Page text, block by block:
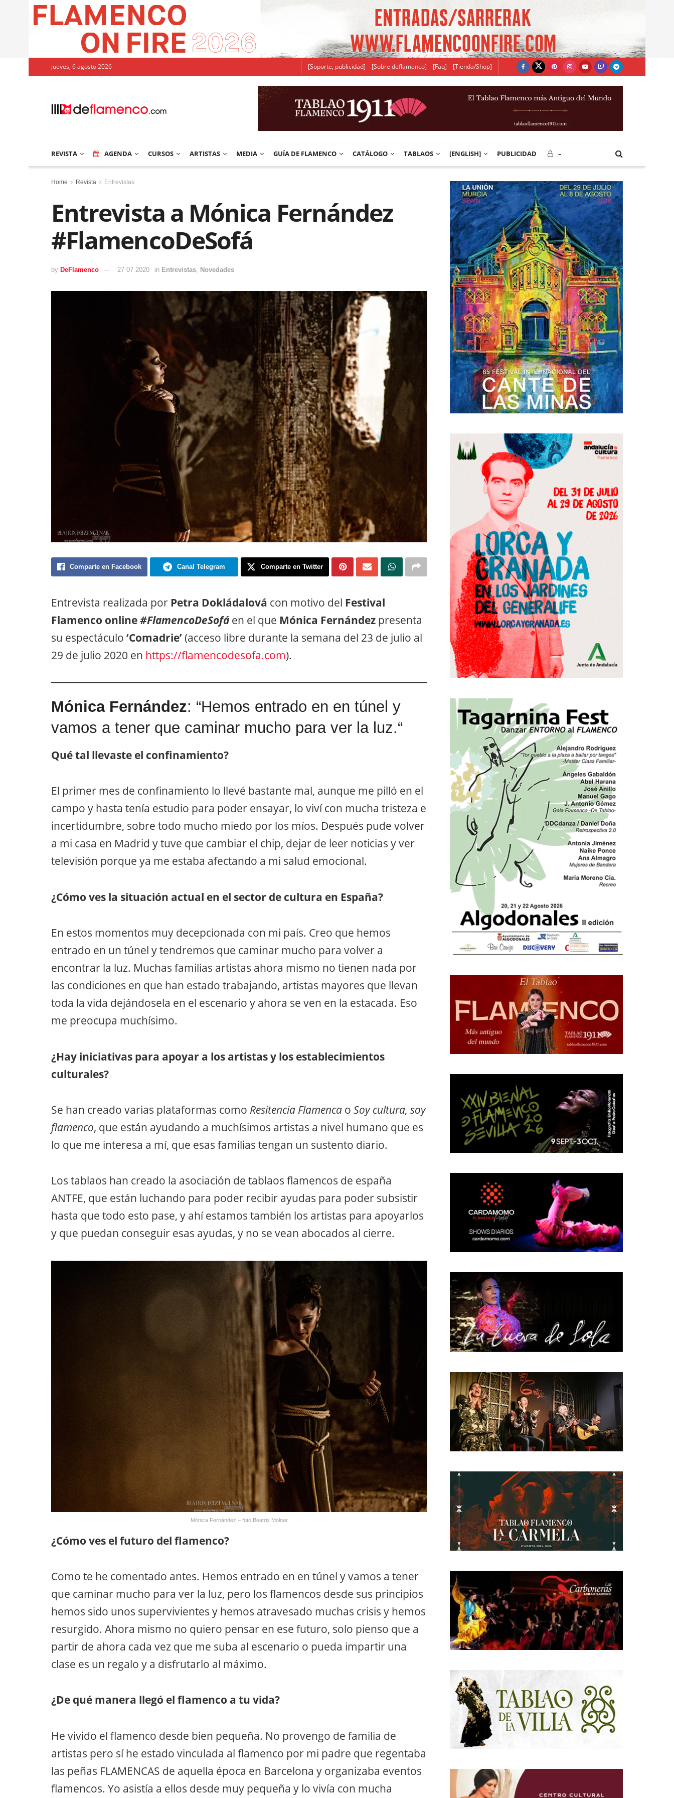
jueves, 6 agosto 2026 [Soporte, publicidad] [Sobre deflamenco] [Faq] [Tienda/Shop]
REVISTA AGENDA CURSOS ARTISTAS MEDIA GUÍA DE FLAMENCO CATÁLOGO TABLAOS [ENGLISH] PUBLICIDAD –
Home Revista Entrevistas
Entrevista a Mónica Fernández
#FlamencoDeSofá
by DeFlamenco 27 07 2020 in Entrevistas, Novedades
Comparte en Facebook Canal Telegram Comparte en Twitter
Entrevista realizada por Petra Dokládalová con motivo del Festival
Flamenco online#FlamencoDeSofá en el que Mónica Fernández presenta
su espectáculo ‘Comadrie’(acceso libre durante la semana del 23 de julio al
29 de julio 2020 en https://flamencodesofa.com).
Mónica Fernández: “Hemos entrado en en túnel y
vamos a tener que caminar mucho para ver la luz.“
Qué tal llevaste el confinamiento?
El primer mes de confinamiento lo llevé bastante mal, aunque me pilló en el
campo y hasta tenía estudio para poder ensayar, lo viví con mucha tristeza e
incertidumbre, sobre todo mucho miedo por los míos. Después pude volver
a mi casa en Madrid y tuve que cambiar el chip, dejar de leer noticias y ver
televisión porque ya me estaba afectando a mi salud emocional.
¿Cómo ves la situación actual en el sector de cultura en España?
En estos momentos muy decepcionada con mi país. Creo que hemos
entrado en un túnel y tendremos que caminar mucho para volver a
encontrar la luz. Muchas familias artistas ahora mismo no tienen nada por
las condiciones en que han estado trabajando, artistas mayores que llevan
toda la vida dejándosela en el escenario y ahora se ven en la estacada. Eso
me preocupa muchísimo.
¿Hay iniciativas para apoyar a los artistas y los establecimientos
culturales?
Se han creado varias plataformas como Resitencia Flamenca o Soy cultura, soy
flamenco, que están ayudando a muchísimos artistas a nivel humano que es
lo que me interesa a mí, que esas familias tengan un sustento diario.
Los tablaos han creado la asociación de tablaos flamencos de españa
ANTFE, que están luchando para poder recibir ayudas para poder subsistir
hasta que todo esto pase, y ahí estamos también los artistas para apoyarlos
y que puedan conseguir esas ayudas, y no se vean abocados al cierre.
Mónica Fernández – foto Beatrix Molnar
¿Cómo ves el futuro del flamenco?
Como te he comentado antes. Hemos entrado en en túnel y vamos a tener
que caminar mucho para ver la luz, pero los flamencos desde sus principios
hemos sido unos supervivientes y hemos atravesado muchas crisis y hemos
resurgido. Ahora mismo no quiero pensar en ese futuro, solo pienso que a
partir de ahora cada vez que me suba al escenario o pueda impartir una
clase es un regalo y a disfrutarlo al máximo.
¿De qué manera llegó el flamenco a tu vida?
He vivido el flamenco desde bien pequeña. No provengo de familia de
artistas pero sí he estado vinculada al flamenco por mi padre que regentaba
las peñas FLAMENCAS de aquella época en Barcelona y organizaba eventos
flamencos. Yo asistía a ellos desde muy pequeña y lo vivía con mucha